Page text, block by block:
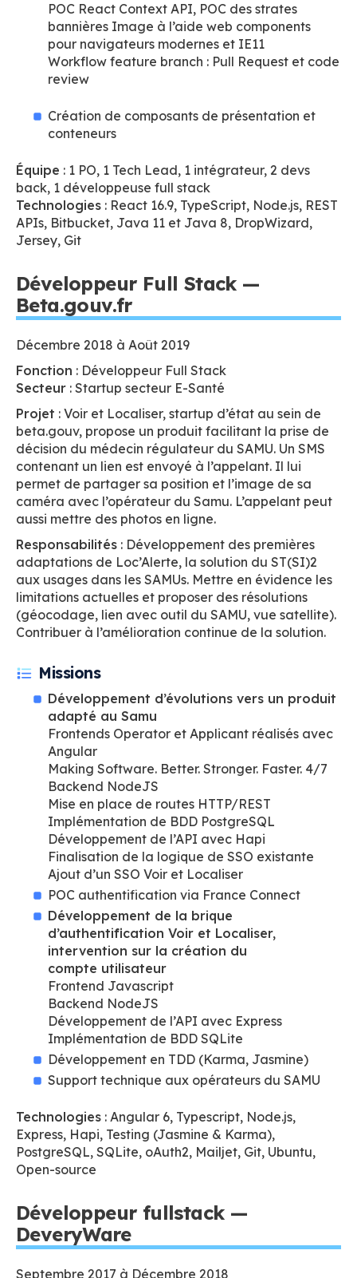
POC React Context API, POC des strates
bannières Image à l’aide web components
pour navigateurs modernes et IE11
Workflow feature branch : Pull Request et code
review
Création de composants de présentation et
conteneurs
Équipe : 1 PO, 1 Tech Lead, 1 intégrateur, 2 devs
back, 1 développeuse full stack
Technologies : React 16.9, TypeScript, Node.js, REST
APIs, Bitbucket, Java 11 et Java 8, DropWizard,
Jersey, Git
Développeur Full Stack —
Beta.gouv.fr
Décembre 2018 à Août 2019
Fonction : Développeur Full Stack
Secteur : Startup secteur E-Santé
Projet : Voir et Localiser, startup d’état au sein de
beta.gouv, propose un produit facilitant la prise de
décision du médecin régulateur du SAMU. Un SMS
contenant un lien est envoyé à l’appelant. Il lui
permet de partager sa position et l’image de sa
caméra avec l’opérateur du Samu. L’appelant peut
aussi mettre des photos en ligne.
Responsabilités : Développement des premières
adaptations de Loc’Alerte, la solution du ST(SI)2
aux usages dans les SAMUs. Mettre en évidence les
limitations actuelles et proposer des résolutions
(géocodage, lien avec outil du SAMU, vue satellite).
Contribuer à l’amélioration continue de la solution.
Missions
Développement d’évolutions vers un produit
adapté au Samu
Frontends Operator et Applicant réalisés avec
Angular
Making Software. Better. Stronger. Faster. 4/7
Backend NodeJS
Mise en place de routes HTTP/REST
Implémentation de BDD PostgreSQL
Développement de l’API avec Hapi
Finalisation de la logique de SSO existante
Ajout d’un SSO Voir et Localiser
POC authentification via France Connect
Développement de la brique
d’authentification Voir et Localiser,
intervention sur la création du
compte utilisateur
Frontend Javascript
Backend NodeJS
Développement de l’API avec Express
Implémentation de BDD SQLite
Développement en TDD (Karma, Jasmine)
Support technique aux opérateurs du SAMU
Technologies : Angular 6, Typescript, Node.js,
Express, Hapi, Testing (Jasmine & Karma),
PostgreSQL, SQLite, oAuth2, Mailjet, Git, Ubuntu,
Open-source
Développeur fullstack —
DeveryWare
Septembre 2017 à Décembre 2018